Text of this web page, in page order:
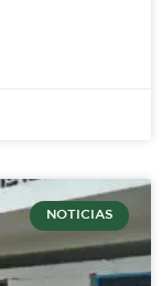
NOTICIAS